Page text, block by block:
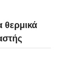
θερμικά